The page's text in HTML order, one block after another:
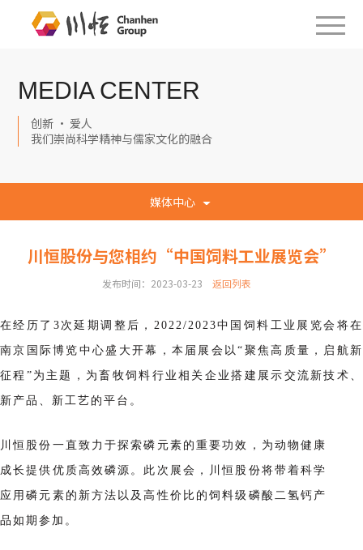
MEDIA CENTER
创新 · 爱人
我们崇尚科学精神与儒家文化的融合
媒体中心
川恒股份与您相约“中国饲料工业展览会”
发布时间：2023-03-23 返回列表
在经历了3次延期调整后，2022/2023中国饲料工业展览会将在
南京国际博览中心盛大开幕，本届展会以“聚焦高质量，启航新
征程”为主题，为畜牧饲料行业相关企业搭建展示交流新技术、
新产品、新工艺的平台。
川恒股份一直致力于探索磷元素的重要功效，为动物健康
成长提供优质高效磷源。此次展会，川恒股份将带着科学
应用磷元素的新方法以及高性价比的饲料级磷酸二氢钙产
品如期参加。